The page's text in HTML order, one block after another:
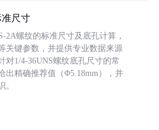
准尺寸
2A螺纹的标准尺寸及底孔计算，
关键参数，并提供专业数据来源
对1/4-36UNS螺纹底孔尺寸的常
出精确推荐值（Φ5.18mm），并
。